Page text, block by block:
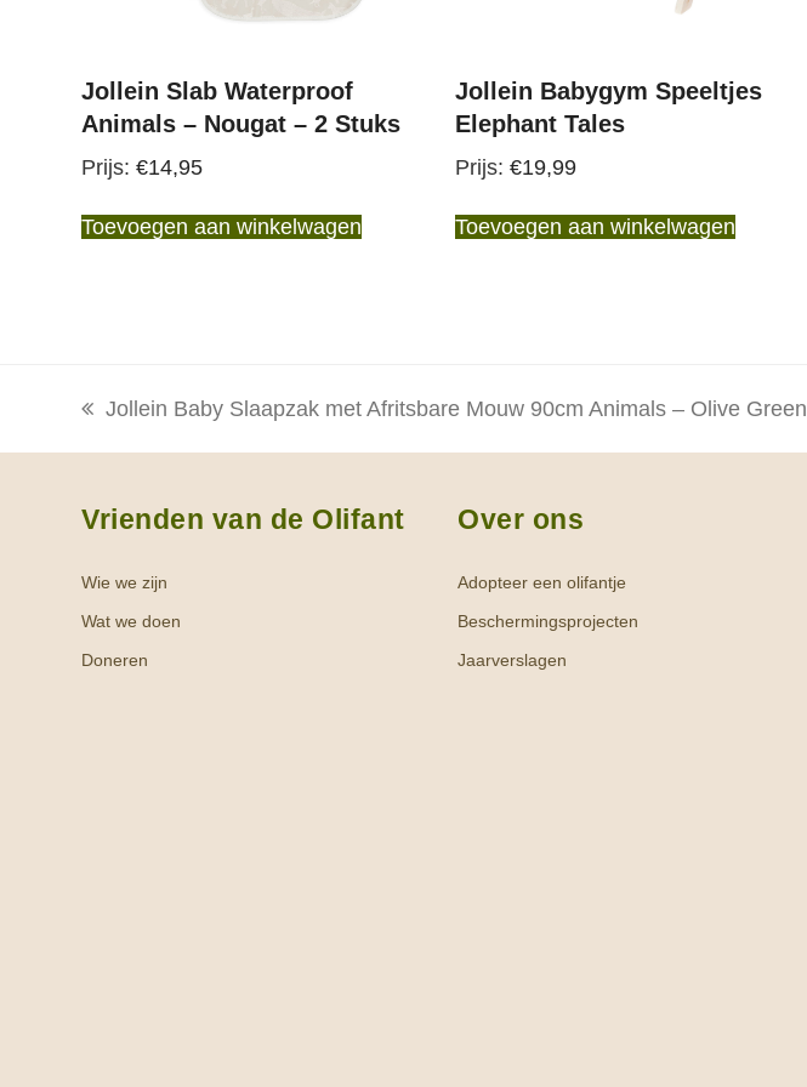
Jollein Slab Waterproof
Animals – Nougat – 2 Stuks
€14,95
Toevoegen aan winkelwagen
Jollein Babygym Speeltjes
Elephant Tales
€19,99
Toevoegen aan winkelwagen
Jollein Baby Slaapzak met Afritsbare Mouw 90cm Animals – Olive Green
Vrienden van de Olifant
Wie we zijn
Wat we doen
Doneren
Over ons
Adopteer een olifantje
Beschermingsprojecten
Jaarverslagen